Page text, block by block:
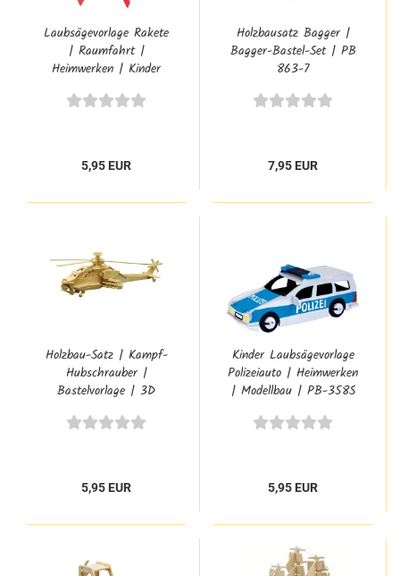
Laubsägevorlage Rakete
| Raumfahrt |
Heimwerken | Kinder
5,95 EUR
Holzbausatz Bagger |
Bagger-Bastel-Set | PB
863-7
7,95 EUR
Holzbau-Satz | Kampf-
Hubschrauber |
Bastelvorlage | 3D
5,95 EUR
Kinder Laubsägevorlage
Polizeiauto | Heimwerken
| Modellbau | PB-358S
5,95 EUR